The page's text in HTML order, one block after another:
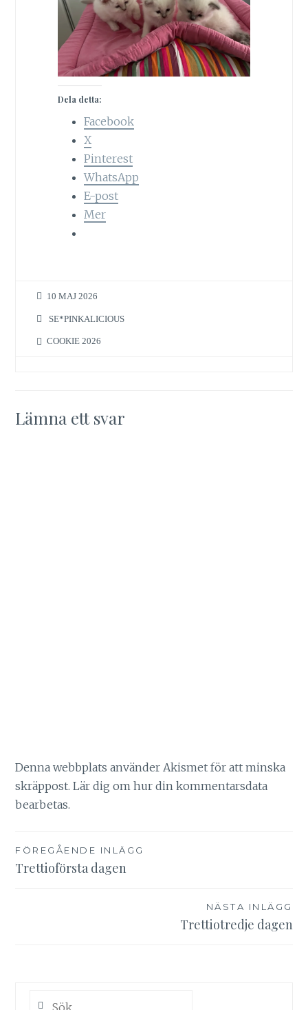
Dela detta:
Facebook
X
Pinterest
WhatsApp
E-post
Mer
10 MAJ 2026
SE*PINKALICIOUS
COOKIE 2026
Lämna ett svar
Denna webbplats använder Akismet för att minska
skräppost.Lär dig om hur din kommentarsdata
bearbetas.
Inläggsnavigering
FÖREGÅENDE INLÄGG
Trettioförsta dagen
NÄSTA INLÄGG
Trettiotredje dagen